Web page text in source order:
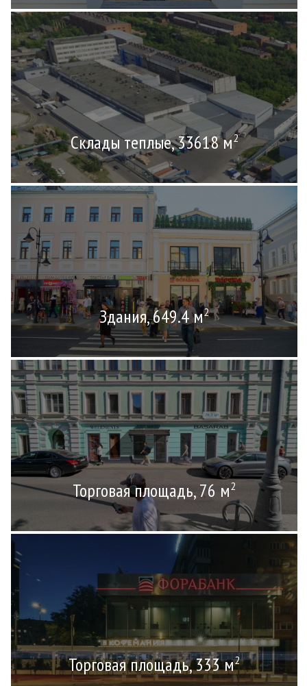
Склады теплые, 33618 м2
Здания, 649.4 м2
Торговая площадь, 76 м2
Торговая площадь, 333 м2